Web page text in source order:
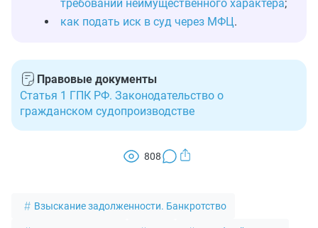
требований неимущественного характера;
как подать иск в суд через МФЦ.
Правовые документы
Статья 1 ГПК РФ. Законодательство о
гражданском судопроизводстве
808
Взыскание задолженности. Банкротство